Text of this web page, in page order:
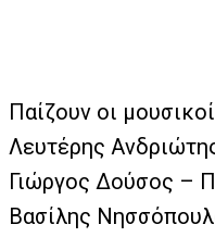
Παίζουν οι
Λευτέρης
Γιώργος Δούσος –
Βασίλης